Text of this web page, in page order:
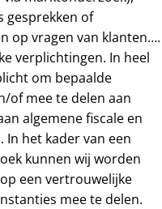
gesprekken of
op vragen van klanten….
verplichtingen. In heel
om bepaalde
of mee te delen aan
algemene fiscale en
het kader van een
kunnen wij worden
een vertrouwelijke
mee te delen.